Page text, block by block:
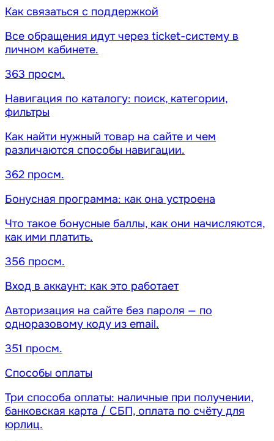
Как связаться с поддержкой
Все обращения идут через ticket-систему в
личном кабинете.
363 просм.
Навигация по каталогу: поиск, категории,
фильтры
Как найти нужный товар на сайте и чем
различаются способы навигации.
362 просм.
Бонусная программа: как она устроена
Что такое бонусные баллы, как они начисляются,
как ими платить.
356 просм.
Вход в аккаунт: как это работает
Авторизация на сайте без пароля — по
одноразовому коду из email.
351 просм.
Способы оплаты
Три способа оплаты: наличные при получении,
банковская карта / СБП, оплата по счёту для
юрлиц.